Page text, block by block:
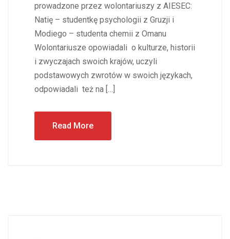
prowadzone przez wolontariuszy z AIESEC:
Natię – studentkę psychologii z Gruzji i
Modiego – studenta chemii z Omanu
Wolontariusze opowiadali o kulturze, historii
i zwyczajach swoich krajów, uczyli
podstawowych zwrotów w swoich językach,
odpowiadali też na […]
Read More